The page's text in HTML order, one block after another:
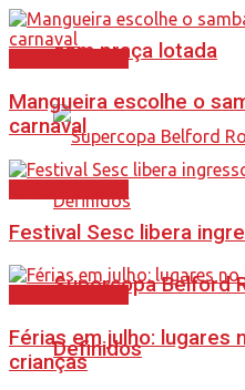
com praça lotada
Supercopa Belford
Definidos
Mangueira escolhe o
carnaval
Festival Sesc libera
Férias em julho: lugares
crianças